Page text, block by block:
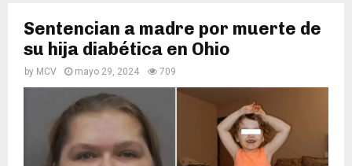
Sentencian a madre por muerte de
su hija diabética en Ohio
by MCV mayo 29, 2024 709